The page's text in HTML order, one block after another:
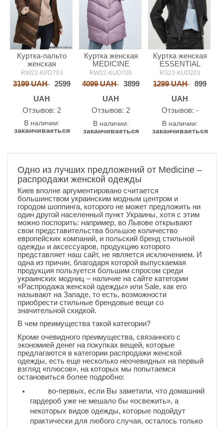
Куртка-пальто
женская
MEDICINE
RW22-KPD703
3199 UAH
2599
UAH
Oтзывов: 2
В наличии:
заканчиваеться
Куртка женская
MEDICINE
RW22-KUD700
4099 UAH
3899
UAH
Oтзывов: 2
В наличии:
заканчиваеться
Куртка женская
ESSENTIAL
RS22-KUD203
1299 UAH
899
UAH
Oтзывов: -
В наличии:
заканчиваеться
Одно из лучших предложений от Medicine –
распродажи женской одежды
Киев вполне аргументировано считается
большинством украинским модным центром и
городом шоппинга, которого не может предложить ни
один другой населенный пункт Украины, хотя с этим
можно поспорить: например, во Львове открывают
свои представительства большое количество
европейских компаний, и польский бренд стильной
одежды и аксессуаров, продукцию которого
представляет наш сайт, не является исключением. И
одна из причин, благодаря которой выпускаемая
продукция пользуется большим спросом среди
украинских модниц – наличие на сайте категории
«Распродажа женской одежды» или Sale, как его
называют на Западе, то есть, возможности
приобрести стильные брендовые вещи со
значительной скидкой.
В чем преимущества такой категории?
Кроме очевидного преимущества, связанного с
экономией денег на покупках вещей, которые
предлагаются в категории распродажи женской
одежды, есть еще несколько неочевидных на первый
взгляд «плюсов», на которых мы попытаемся
остановиться более подробно:
во-первых, если Вы заметили, что домашний
гардероб уже не мешало бы «освежить», а
некоторых видов одежды, которые подойдут
практически для любого случая, осталось только